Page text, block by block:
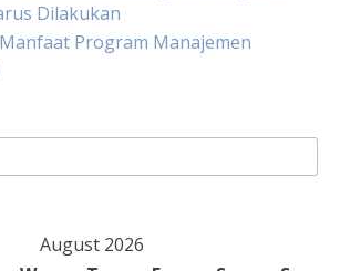
Dilakukan
Program Manajemen
August 2026